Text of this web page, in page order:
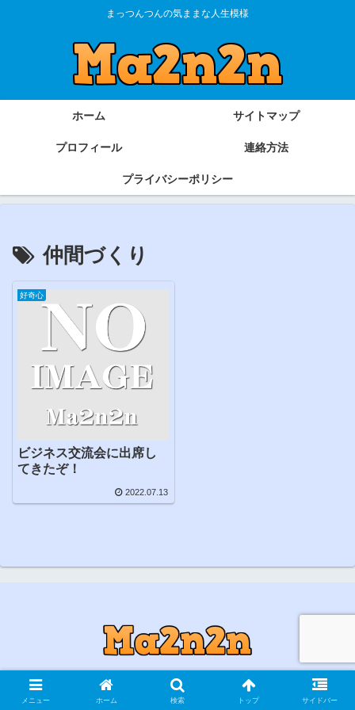
まっつんつんの気ままな人生模様
ホーム サイトマップ
プロフィール 連絡方法
プライバシーポリシー
仲間づくり
好奇心
ビジネス交流会に出席し
てきたぞ！
2022.07.13
© 2018 まっつんつんのブログ.
メニュー ホーム 検索 トップ サイドバー